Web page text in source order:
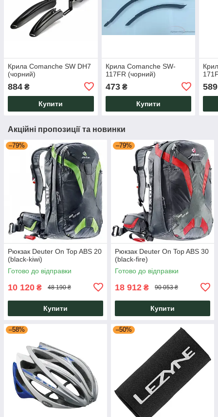
Крила Comanche SW DH7
(чорний)
884 ₴
Купити
Крила Comanche SW-
117FR (чорний)
473₴
Купити
589
Акційні пропозиції та новинки
–79%
Рюкзак Deuter On Top ABS 20
(black-kiwi)
Готово до відправки
10 120 ₴ 48 190 ₴
Купити
–79%
Рюкзак Deuter On Top ABS 30
(black-fire)
Готово до відправки
18 912 ₴ 90 053 ₴
Купити
–58% –50%